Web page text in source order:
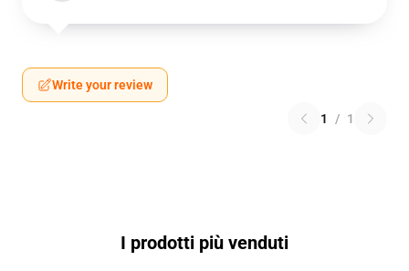
Write your review
1 / 1
I prodotti più venduti